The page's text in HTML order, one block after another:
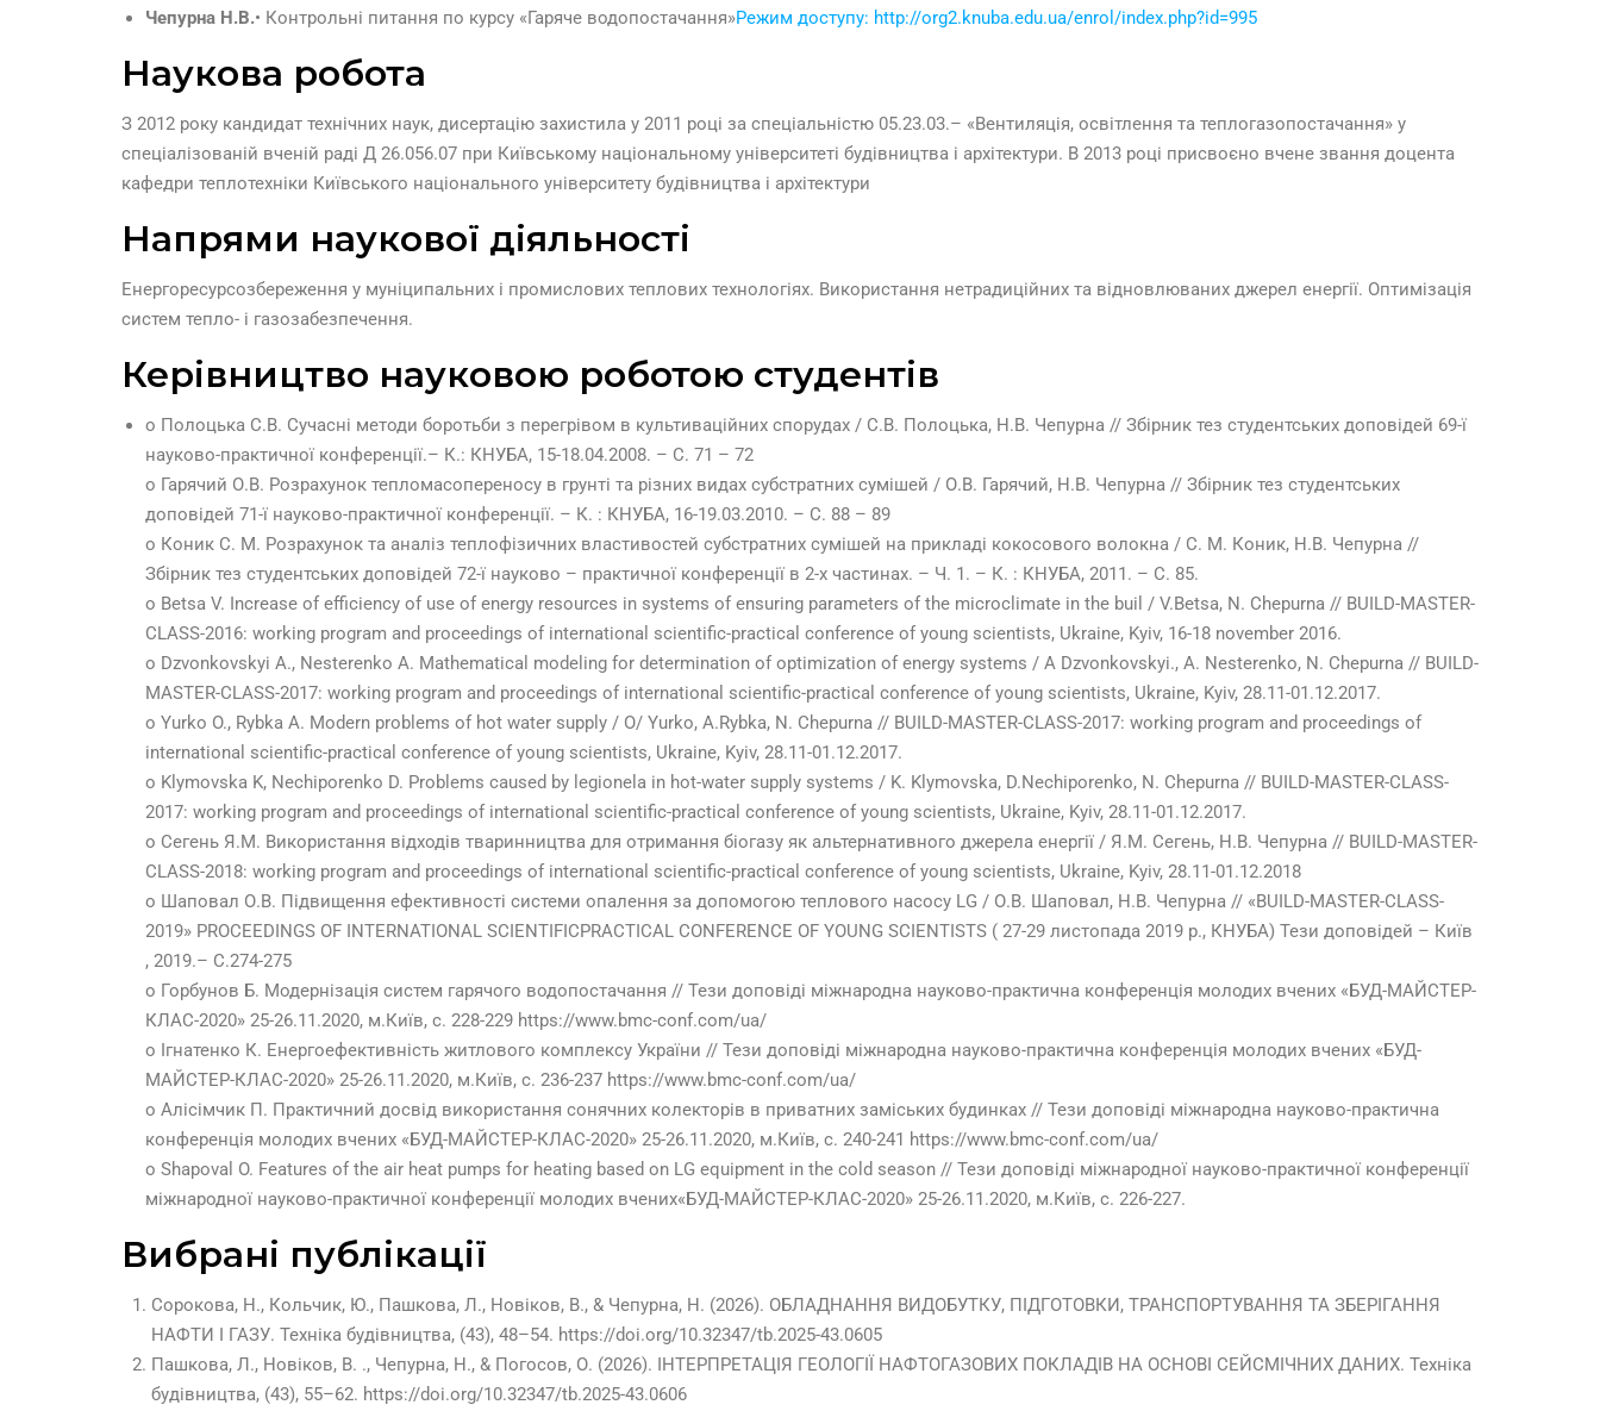
Чепурна Н.В.• Контрольні питання по курсу «Гаряче водопостачання»Режим доступу: http://org2.knuba.edu.ua/enrol/index.php?id=995
Наукова робота
З 2012 року кандидат технічних наук, дисертацію захистила у 2011 році за спеціальністю 05.23.03.– «Вентиляція, освітлення та теплогазопостачання» у
спеціалізованій вченій раді Д 26.056.07 при Київському національному університеті будівництва і архітектури. В 2013 році присвоєно вчене звання доцента
кафедри теплотехніки Київського національного університету будівництва і архітектури
Напрями наукової діяльності
Енергоресурсозбереження у муніципальних і промислових теплових технологіях. Використання нетрадиційних та відновлюваних джерел енергії. Оптимізація
систем тепло- і газозабезпечення.
Керівництво науковою роботою студентів
o Полоцька С.В. Сучасні методи боротьби з перегрівом в культиваційних спорудах / С.В. Полоцька, Н.В. Чепурна // Збірник тез студентських доповідей 69-ї
науково-практичної конференції.– К.: КНУБА, 15-18.04.2008. – С. 71 – 72
o Гарячий О.В. Розрахунок тепломасопереносу в грунті та різних видах субстратних сумішей / О.В. Гарячий, Н.В. Чепурна // Збірник тез студентських
доповідей 71-ї науково-практичної конференції. – К. : КНУБА, 16-19.03.2010. – С. 88 – 89
o Коник С. М. Розрахунок та аналіз теплофізичних властивостей субстратних сумішей на прикладі кокосового волокна / С. М. Коник, Н.В. Чепурна //
Збірник тез студентських доповідей 72-ї науково – практичної конференції в 2-х частинах. – Ч. 1. – К. : КНУБА, 2011. – С. 85.
o Betsa V. Increase of efficiency of use of energy resources in systems of ensuring parameters of the microclimate in the buil / V.Betsa, N. Chepurna // BUILD-MASTER-
CLASS-2016: working program and proceedings of international scientific-practical conference of young scientists, Ukraine, Kyiv, 16-18 november 2016.
o Dzvonkovskyi A., Nesterenko A. Mathematical modeling for determination of optimization of energy systems / A Dzvonkovskyi., A. Nesterenko, N. Chepurna // BUILD-
MASTER-CLASS-2017: working program and proceedings of international scientific-practical conference of young scientists, Ukraine, Kyiv, 28.11-01.12.2017.
o Yurko O., Rybka A. Modern problems of hot water supply / O/ Yurko, A.Rybka, N. Chepurna // BUILD-MASTER-CLASS-2017: working program and proceedings of
international scientific-practical conference of young scientists, Ukraine, Kyiv, 28.11-01.12.2017.
o Klymovska K, Nechiporenko D. Problems caused by legionela in hot-water supply systems / K. Klymovska, D.Nechiporenko, N. Chepurna // BUILD-MASTER-CLASS-
2017: working program and proceedings of international scientific-practical conference of young scientists, Ukraine, Kyiv, 28.11-01.12.2017.
o Сегень Я.М. Використання відходів тваринництва для отримання біогазу як альтернативного джерела енергії / Я.М. Сегень, Н.В. Чепурна // BUILD-MASTER-
CLASS-2018: working program and proceedings of international scientific-practical conference of young scientists, Ukraine, Kyiv, 28.11-01.12.2018
o Шаповал О.В. Підвищення ефективності системи опалення за допомогою теплового насосу LG / О.В. Шаповал, Н.В. Чепурна // «BUILD-MASTER-CLASS-
2019» PROCEEDINGS OF INTERNATIONAL SCIENTIFICPRACTICAL CONFERENCE OF YOUNG SCIENTISTS ( 27-29 листопада 2019 р., КНУБА) Тези доповідей – Київ
, 2019.– С.274-275
o Горбунов Б. Модернізація систем гарячого водопостачання // Тези доповіді міжнародна науково-практична конференція молодих вчених «БУД-МАЙСТЕР-
КЛАС-2020» 25-26.11.2020, м.Київ, с. 228-229 https://www.bmc-conf.com/ua/
o Ігнатенко К. Енергоефективність житлового комплексу України // Тези доповіді міжнародна науково-практична конференція молодих вчених «БУД-
МАЙСТЕР-КЛАС-2020» 25-26.11.2020, м.Київ, с. 236-237 https://www.bmc-conf.com/ua/
o Алісімчик П. Практичний досвід використання сонячних колекторів в приватних заміських будинках // Тези доповіді міжнародна науково-практична
конференція молодих вчених «БУД-МАЙСТЕР-КЛАС-2020» 25-26.11.2020, м.Київ, с. 240-241 https://www.bmc-conf.com/ua/
o Shapoval O. Features of the air heat pumps for heating based on LG equipment in the cold season // Тези доповіді міжнародної науково-практичної конференції
міжнародної науково-практичної конференції молодих вчених«БУД-МАЙСТЕР-КЛАС-2020» 25-26.11.2020, м.Київ, с. 226-227.
Вибрані публікації
Сорокова, Н., Кольчик, Ю., Пашкова, Л., Новіков, В., & Чепурна, Н. (2026). ОБЛАДНАННЯ ВИДОБУТКУ, ПІДГОТОВКИ, ТРАНСПОРТУВАННЯ ТА ЗБЕРІГАННЯ
НАФТИ І ГАЗУ. Техніка будівництва, (43), 48–54. https://doi.org/10.32347/tb.2025-43.0605
Пашкова, Л., Новіков, В. ., Чепурна, Н., & Погосов, О. (2026). ІНТЕРПРЕТАЦІЯ ГЕОЛОГІЇ НАФТОГАЗОВИХ ПОКЛАДІВ НА ОСНОВІ СЕЙСМІЧНИХ ДАНИХ. Техніка
будівництва, (43), 55–62. https://doi.org/10.32347/tb.2025-43.0606